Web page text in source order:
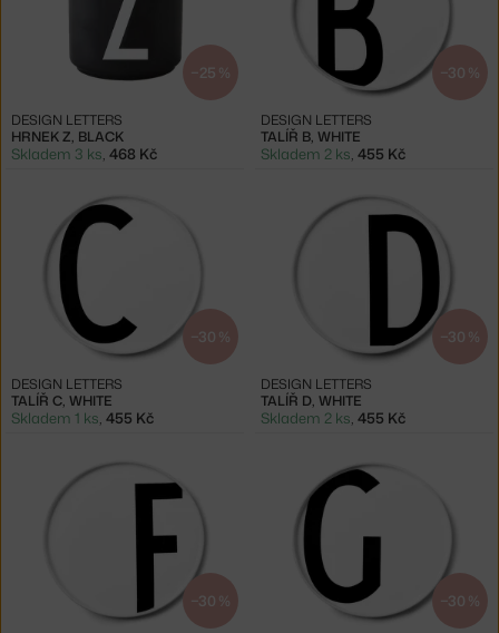
−25 %
HRNEK Z, BLACK
DESIGN LETTERS
Skladem 3 ks, 468 Kč
−30 %
TALÍŘ B, WHITE
DESIGN LETTERS
Skladem 2 ks, 455 Kč
−30 %
TALÍŘ C, WHITE
DESIGN LETTERS
Skladem 1 ks, 455 Kč
−30 %
TALÍŘ D, WHITE
DESIGN LETTERS
Skladem 2 ks, 455 Kč
−30 % −30 %